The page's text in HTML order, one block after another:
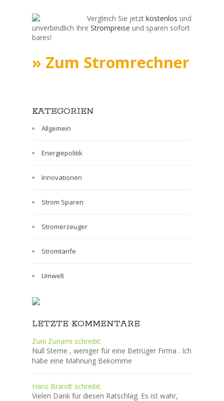
Vergleich Sie jetzt kostenlos und
unverbindlich Ihre Strompreise und sparen sofort
bares!
» Zum Stromrechner
KATEGORIEN
Allgemein
Energiepolitik
Innovationen
Strom Sparen
Stromerzeuger
Stromtarife
Umwelt
LETZTE KOMMENTARE
Zuni Zunami schreibt:
Null Sterne , weniger für eine Betrüger Firma . Ich
habe eine Mahnung Bekomme
Hans Brandt schreibt:
Vielen Dank für diesen Ratschlag. Es ist wahr,